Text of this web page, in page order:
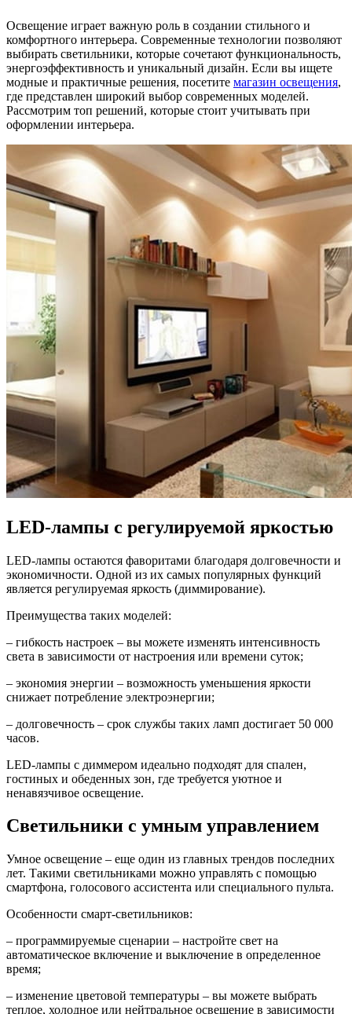
Освещение играет важную роль в создании стильного и
комфортного интерьера. Современные технологии позволяют
выбирать светильники, которые сочетают функциональность,
энергоэффективность и уникальный дизайн. Если вы ищете
модные и практичные решения, посетите магазин освещения,
где представлен широкий выбор современных моделей.
Рассмотрим топ решений, которые стоит учитывать при
оформлении интерьера.
LED-лампы с регулируемой яркостью
LED-лампы остаются фаворитами благодаря долговечности и
экономичности. Одной из их самых популярных функций
является регулируемая яркость (диммирование).
Преимущества таких моделей:
– гибкость настроек – вы можете изменять интенсивность
света в зависимости от настроения или времени суток;
– экономия энергии – возможность уменьшения яркости
снижает потребление электроэнергии;
– долговечность – срок службы таких ламп достигает 50 000
часов.
LED-лампы с диммером идеально подходят для спален,
гостиных и обеденных зон, где требуется уютное и
ненавязчивое освещение.
Светильники с умным управлением
Умное освещение – еще один из главных трендов последних
лет. Такими светильниками можно управлять с помощью
смартфона, голосового ассистента или специального пульта.
Особенности смарт-светильников:
– программируемые сценарии – настройте свет на
автоматическое включение и выключение в определенное
время;
– изменение цветовой температуры – вы можете выбрать
теплое, холодное или нейтральное освещение в зависимости